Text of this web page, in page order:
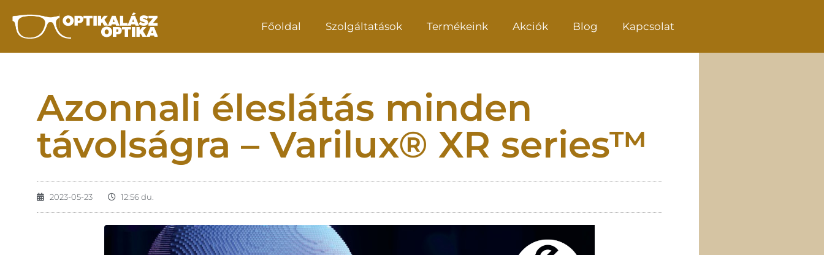
Főoldal Szolgáltatások Termékeink Akciók Blog Kapcsolat
Azonnali éleslátás minden
távolságra – Varilux® XR series™
2023-05-23 12:56 du.